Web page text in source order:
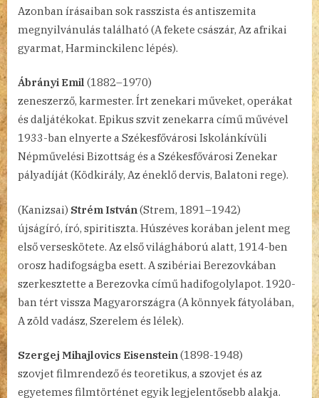
Azonban írásaiban sok rasszista és antiszemita
megnyilvánulás található (A fekete császár, Az afrikai
gyarmat, Harminckilenc lépés).
Ábrányi Emil (1882–1970)
zeneszerző, karmester. Írt zenekari műveket, operákat
és daljátékokat. Epikus szvit zenekarra című művével
1933-ban elnyerte a Székesfővárosi Iskolánkívüli
Népművelési Bizottság és a Székesfővárosi Zenekar
pályadíját (Ködkirály, Az éneklő dervis, Balatoni rege).
(Kanizsai) Strém István (Strem, 1891–1942)
újságíró, író, spiritiszta. Húszéves korában jelent meg
első verseskötete. Az első világháború alatt, 1914-ben
orosz hadifogságba esett. A szibériai Berezovkában
szerkesztette a Berezovka című hadifogolylapot. 1920-
ban tért vissza Magyarországra (A könnyek fátyolában,
A zöld vadász, Szerelem és lélek).
Szergej Mihajlovics Eisenstein(1898-1948)
szovjet filmrendező és teoretikus, a szovjet és az
egyetemes filmtörténet egyik legjelentősebb alakja.